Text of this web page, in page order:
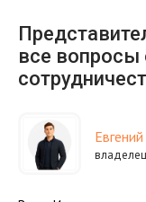
все вопросы